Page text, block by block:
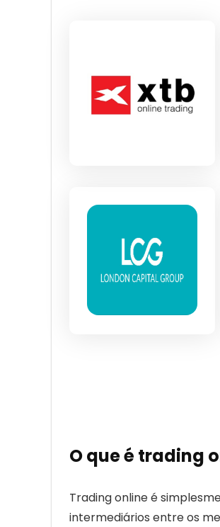
O que é trading
Trading online é
intermediários entre os